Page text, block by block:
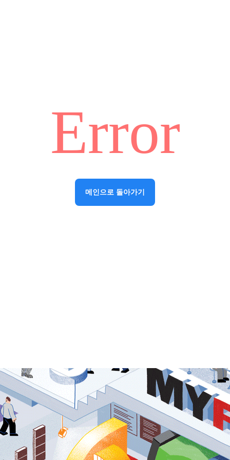
Error
메인으로 돌아가기